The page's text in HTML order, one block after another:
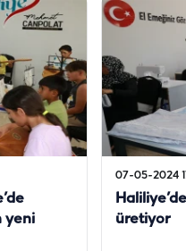
yeni
07-05-2024
üretiyor